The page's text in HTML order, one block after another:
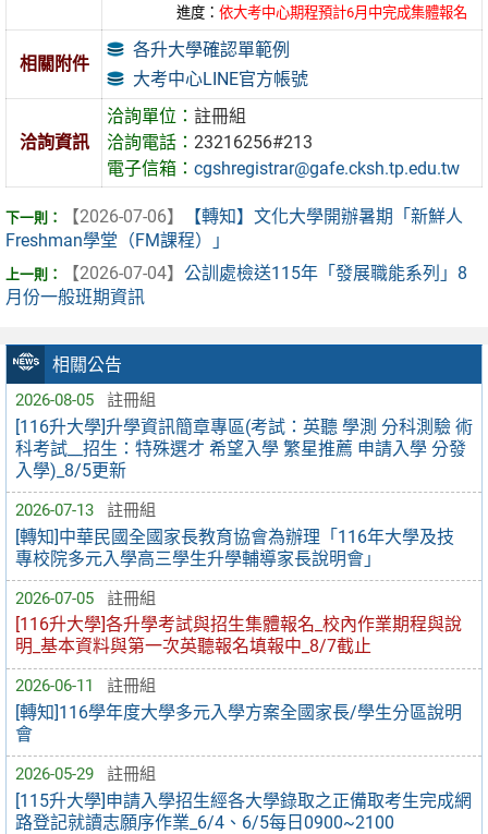
相關公告
2026-08-05 註冊組
[116升大學]升學資訊簡章專區(考試：英聽 學測 分科測驗 術
科考試__招生：特殊選才 希望入學 繁星推薦 申請入學 分發
入學)_8/5更新
2026-07-13 註冊組
[轉知]中華民國全國家長教育協會為辦理「116年大學及技
專校院多元入學高三學生升學輔導家長說明會」
2026-07-05 註冊組
[116升大學]各升學考試與招生集體報名_校內作業期程與說
明_基本資料與第一次英聽報名填報中_8/7截止
2026-06-11 註冊組
[轉知]116學年度大學多元入學方案全國家長/學生分區說明
會
2026-05-29 註冊組
[115升大學]申請入學招生經各大學錄取之正備取考生完成網
路登記就讀志願序作業_6/4、6/5每日0900~2100
進度：依大考中心期程預計6月中完成集體報名
相關附件
各升大學確認單範例
大考中心LINE官方帳號
洽詢資訊
洽詢單位：註冊組
洽詢電話：23216256#213
電子信箱：cgshregistrar@gafe.cksh.tp.edu.tw
【2026-07-06】
【轉知】文化大學開辦暑期「新鮮人
Freshman學堂（FM課程）」
【2026-07-04】 公訓處檢送115年「發展職能系列」8
月份一般班期資訊